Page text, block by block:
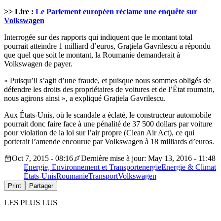
>> Lire : Le Parlement européen réclame une enquête sur
Volkswagen
Interrogée sur des rapports qui indiquent que le montant total
pourrait atteindre 1 milliard d’euros, Grațiela Gavrilescu a répondu
que quel que soit le montant, la Roumanie demanderait à
Volkswagen de payer.
« Puisqu’il s’agit d’une fraude, et puisque nous sommes obligés de
défendre les droits des propriétaires de voitures et de l’État roumain,
nous agirons ainsi », a expliqué Grațiela Gavrilescu.
Aux États-Unis, où le scandale a éclaté, le constructeur automobile
pourrait donc faire face à une pénalité de 37 500 dollars par voiture
pour violation de la loi sur l’air propre (Clean Air Act), ce qui
porterait l’amende encourue par Volkswagen à 18 milliards d’euros.
Oct 7, 2015 - 08:16
Dernière mise à jour: May 13, 2016 - 11:48
Energie, Environnement et TransportenergieEnergie & Climat
États-UnisRoumanieTransportVolkswagen
Print Partager
LES PLUS LUS